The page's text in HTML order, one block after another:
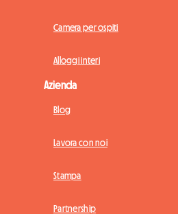
Camera per ospiti
Alloggi interi
Azienda
Blog
Lavora con noi
Stampa
Partnership